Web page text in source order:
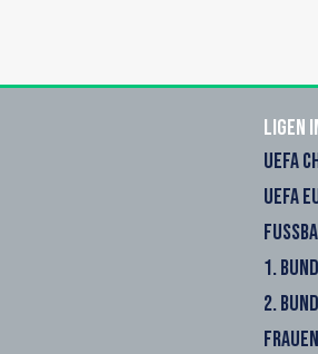
Ligen
UEFA
UEFA
1.
2.